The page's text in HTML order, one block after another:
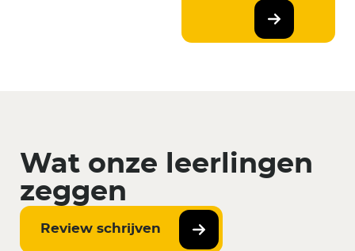
Wat onze leerlingen
zeggen
Review schrijven